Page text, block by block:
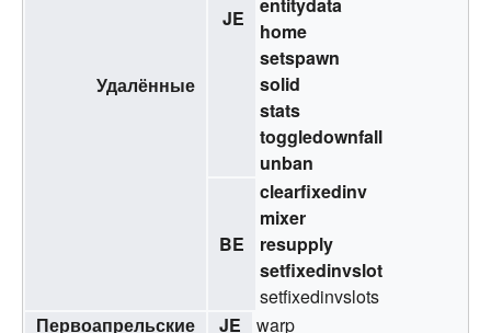
Удалённые
JE
entitydata
home
setspawn
solid
stats
toggledownfall
unban
BE
clearfixedinv
mixer
resupply
setfixedinvslot
setfixedinvslots
Первоапрельские
JE warp